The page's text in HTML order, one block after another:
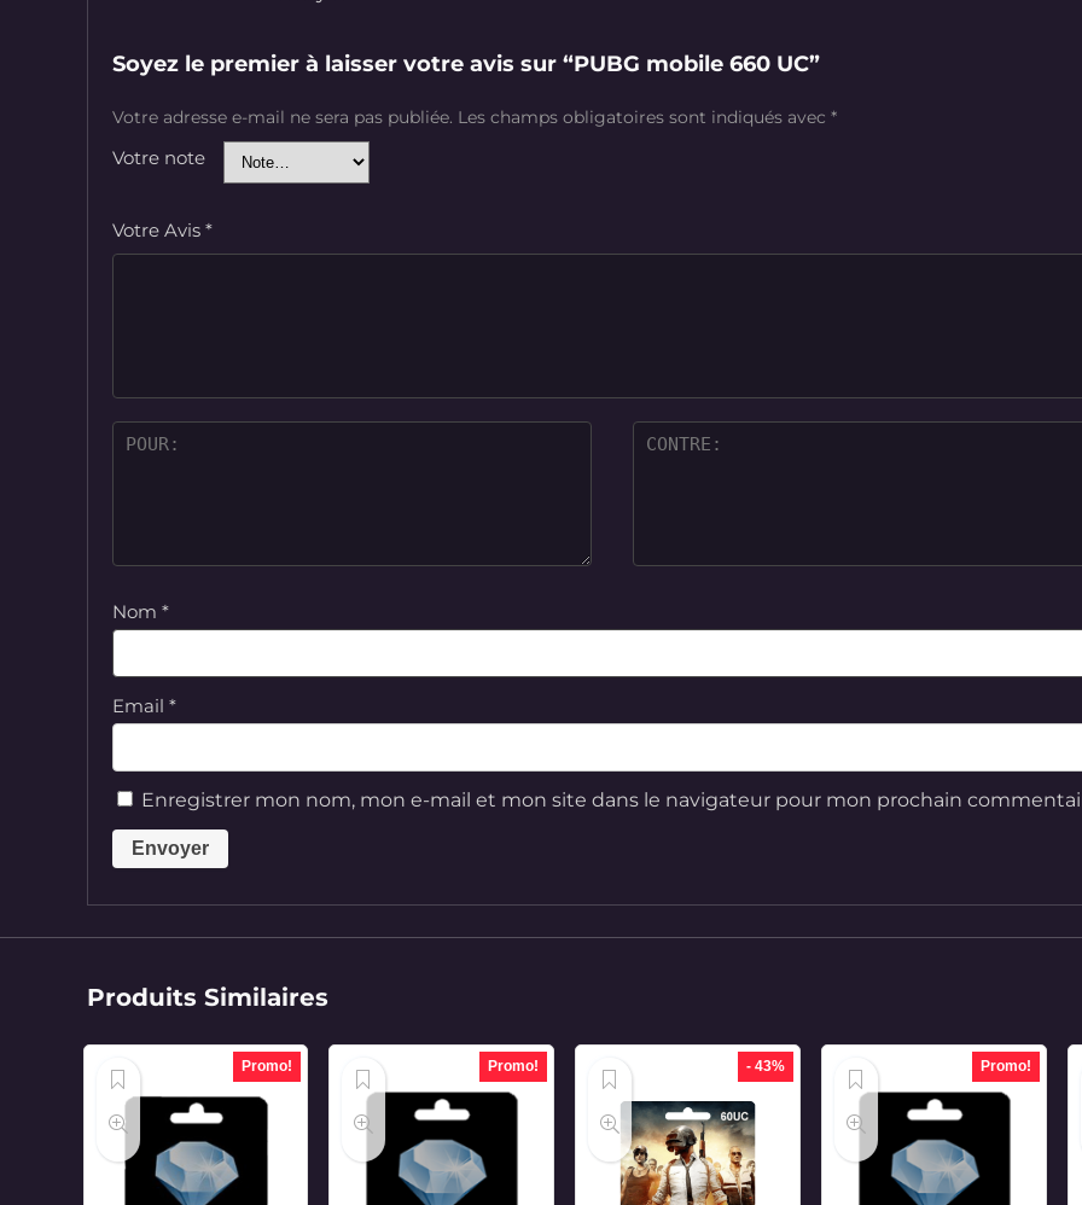
Soyez le premier à laisser votre avis sur “PUBG mobile 660 UC”
Votre adresse e-mail ne sera pas publiée. Les champs obligatoires sont indiqués avec *
Votre note
Votre Avis *
Nom *
Email *
Enregistrer mon nom, mon e-mail et mon site dans le navigateur pour mon prochain
Produits Similaires
Promo! Promo! - 43% Promo!